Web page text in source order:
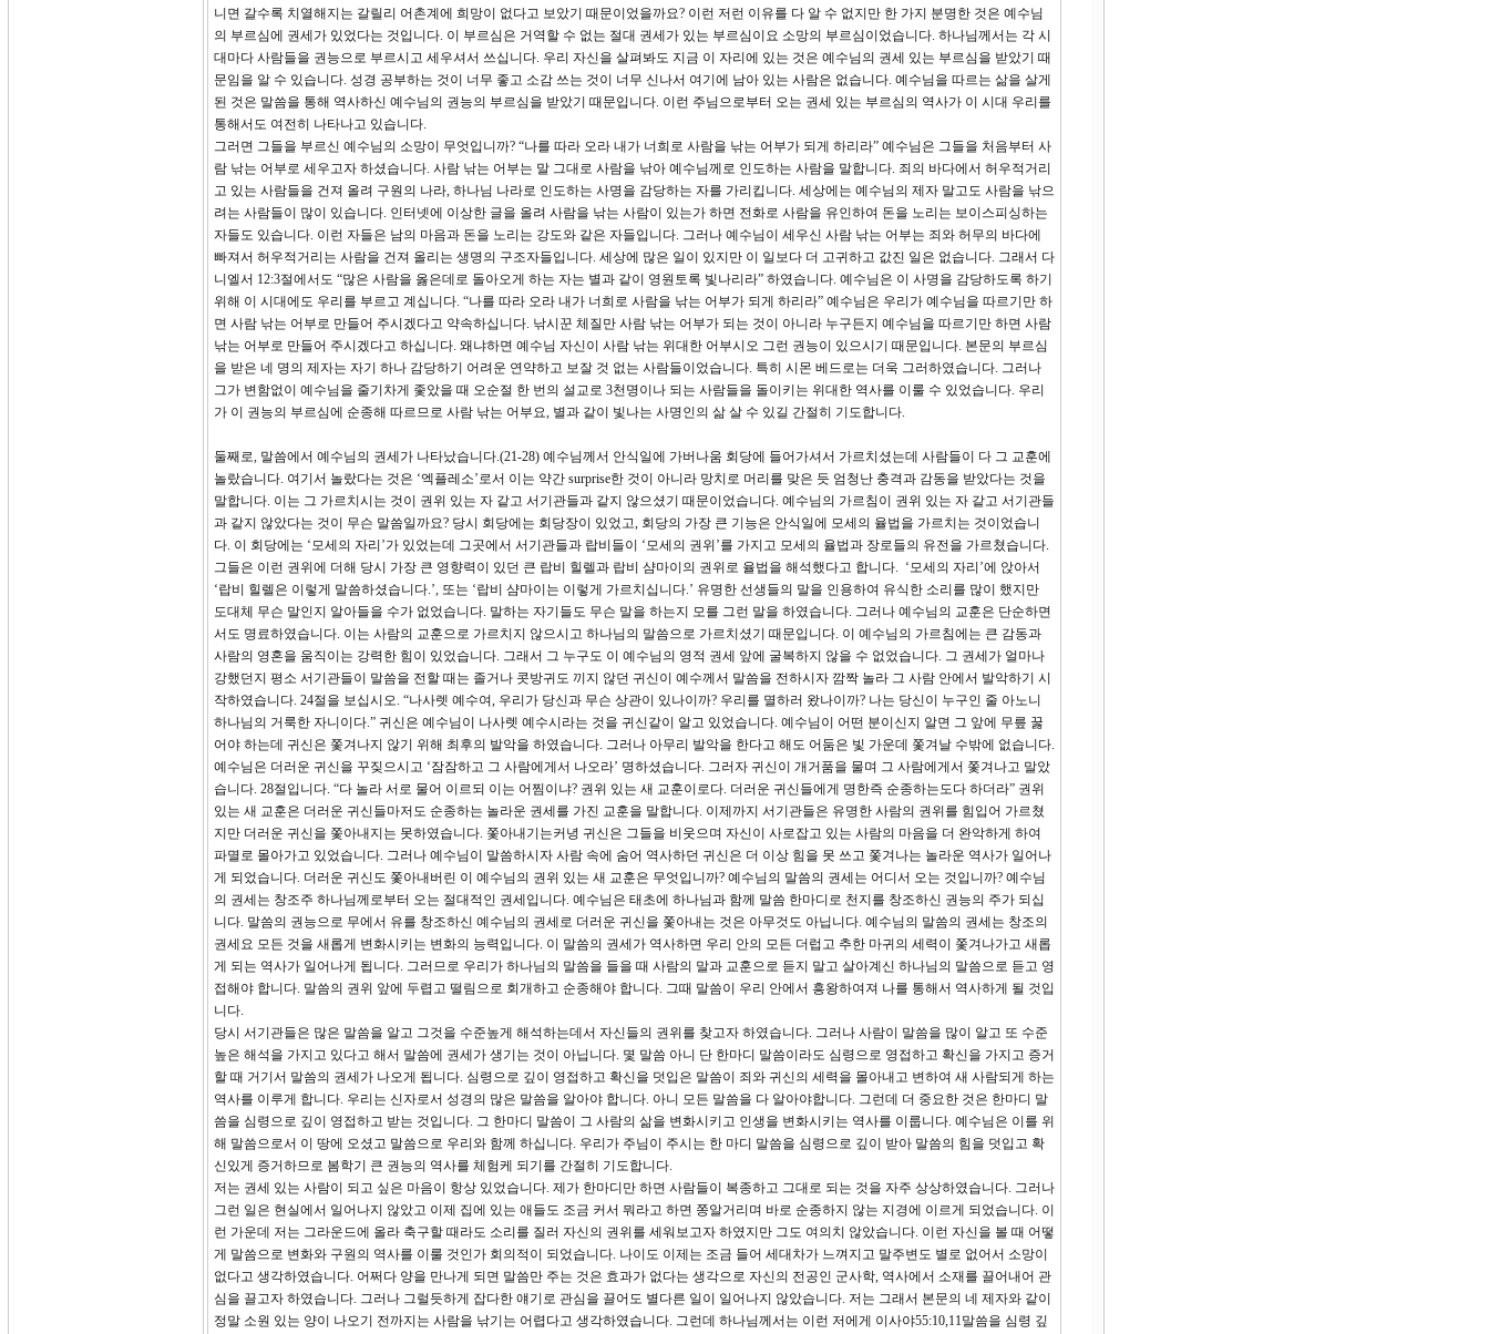
니면 갈수록 치열해지는 갈릴리 어촌계에 희망이 없다고 보았기 때문이었을까요? 이런 저런 이유를 다 알 수 없지만 한 가지 분명한 것은 예수님
의 부르심에 권세가 있었다는 것입니다. 이 부르심은 거역할 수 없는 절대 권세가 있는 부르심이요 소망의 부르심이었습니다. 하나님께서는 각 시
대마다 사람들을 권능으로 부르시고 세우셔서 쓰십니다. 우리 자신을 살펴봐도 지금 이 자리에 있는 것은 예수님의 권세 있는 부르심을 받았기 때
문임을 알 수 있습니다. 성경 공부하는 것이 너무 좋고 소감 쓰는 것이 너무 신나서 여기에 남아 있는 사람은 없습니다. 예수님을 따르는 삶을 살게
된 것은 말씀을 통해 역사하신 예수님의 권능의 부르심을 받았기 때문입니다. 이런 주님으로부터 오는 권세 있는 부르심의 역사가 이 시대 우리를
통해서도 여전히 나타나고 있습니다.
그러면 그들을 부르신 예수님의 소망이 무엇입니까? “나를 따라 오라 내가 너희로 사람을 낚는 어부가 되게 하리라” 예수님은 그들을 처음부터 사
람 낚는 어부로 세우고자 하셨습니다. 사람 낚는 어부는 말 그대로 사람을 낚아 예수님께로 인도하는 사람을 말합니다. 죄의 바다에서 허우적거리
고 있는 사람들을 건져 올려 구원의 나라, 하나님 나라로 인도하는 사명을 감당하는 자를 가리킵니다. 세상에는 예수님의 제자 말고도 사람을 낚으
려는 사람들이 많이 있습니다. 인터넷에 이상한 글을 올려 사람을 낚는 사람이 있는가 하면 전화로 사람을 유인하여 돈을 노리는 보이스피싱하는
자들도 있습니다. 이런 자들은 남의 마음과 돈을 노리는 강도와 같은 자들입니다. 그러나 예수님이 세우신 사람 낚는 어부는 죄와 허무의 바다에
빠져서 허우적거리는 사람을 건져 올리는 생명의 구조자들입니다. 세상에 많은 일이 있지만 이 일보다 더 고귀하고 값진 일은 없습니다. 그래서 다
니엘서 12:3절에서도 “많은 사람을 옳은데로 돌아오게 하는 자는 별과 같이 영원토록 빛나리라” 하였습니다. 예수님은 이 사명을 감당하도록 하기
위해 이 시대에도 우리를 부르고 계십니다. “나를 따라 오라 내가 너희로 사람을 낚는 어부가 되게 하리라” 예수님은 우리가 예수님을 따르기만 하
면 사람 낚는 어부로 만들어 주시겠다고 약속하십니다. 낚시꾼 체질만 사람 낚는 어부가 되는 것이 아니라 누구든지 예수님을 따르기만 하면 사람
낚는 어부로 만들어 주시겠다고 하십니다. 왜냐하면 예수님 자신이 사람 낚는 위대한 어부시오 그런 권능이 있으시기 때문입니다. 본문의 부르심
을 받은 네 명의 제자는 자기 하나 감당하기 어려운 연약하고 보잘 것 없는 사람들이었습니다. 특히 시몬 베드로는 더욱 그러하였습니다. 그러나
그가 변함없이 예수님을 줄기차게 좇았을 때 오순절 한 번의 설교로 3천명이나 되는 사람들을 돌이키는 위대한 역사를 이룰 수 있었습니다. 우리
가 이 권능의 부르심에 순종해 따르므로 사람 낚는 어부요, 별과 같이 빛나는 사명인의 삶 살 수 있길 간절히 기도합니다.
둘째로, 말씀에서 예수님의 권세가 나타났습니다.(21-28) 예수님께서 안식일에 가버나움 회당에 들어가셔서 가르치셨는데 사람들이 다 그 교훈에
놀랐습니다. 여기서 놀랐다는 것은 ‘엑플레소’로서 이는 약간 surprise한 것이 아니라 망치로 머리를 맞은 듯 엄청난 충격과 감동을 받았다는 것을
말합니다. 이는 그 가르치시는 것이 권위 있는 자 같고 서기관들과 같지 않으셨기 때문이었습니다. 예수님의 가르침이 권위 있는 자 같고 서기관들
과 같지 않았다는 것이 무슨 말씀일까요? 당시 회당에는 회당장이 있었고, 회당의 가장 큰 기능은 안식일에 모세의 율법을 가르치는 것이었습니
다. 이 회당에는 ‘모세의 자리’가 있었는데 그곳에서 서기관들과 랍비들이 ‘모세의 권위’를 가지고 모세의 율법과 장로들의 유전을 가르쳤습니다.
그들은 이런 권위에 더해 당시 가장 큰 영향력이 있던 큰 랍비 힐렐과 랍비 샴마이의 권위로 율법을 해석했다고 합니다. ‘모세의 자리’에 앉아서
‘랍비 힐렐은 이렇게 말씀하셨습니다.’, 또는 ‘랍비 샴마이는 이렇게 가르치십니다.’ 유명한 선생들의 말을 인용하여 유식한 소리를 많이 했지만
도대체 무슨 말인지 알아들을 수가 없었습니다. 말하는 자기들도 무슨 말을 하는지 모를 그런 말을 하였습니다. 그러나 예수님의 교훈은 단순하면
서도 명료하였습니다. 이는 사람의 교훈으로 가르치지 않으시고 하나님의 말씀으로 가르치셨기 때문입니다. 이 예수님의 가르침에는 큰 감동과
사람의 영혼을 움직이는 강력한 힘이 있었습니다. 그래서 그 누구도 이 예수님의 영적 권세 앞에 굴복하지 않을 수 없었습니다. 그 권세가 얼마나
강했던지 평소 서기관들이 말씀을 전할 때는 졸거나 콧방귀도 끼지 않던 귀신이 예수께서 말씀을 전하시자 깜짝 놀라 그 사람 안에서 발악하기 시
작하였습니다. 24절을 보십시오. “나사렛 예수여, 우리가 당신과 무슨 상관이 있나이까? 우리를 멸하러 왔나이까? 나는 당신이 누구인 줄 아노니
하나님의 거룩한 자니이다.” 귀신은 예수님이 나사렛 예수시라는 것을 귀신같이 알고 있었습니다. 예수님이 어떤 분이신지 알면 그 앞에 무릎 꿇
어야 하는데 귀신은 쫓겨나지 않기 위해 최후의 발악을 하였습니다. 그러나 아무리 발악을 한다고 해도 어둠은 빛 가운데 쫓겨날 수밖에 없습니다.
예수님은 더러운 귀신을 꾸짖으시고 ‘잠잠하고 그 사람에게서 나오라’ 명하셨습니다. 그러자 귀신이 개거품을 물며 그 사람에게서 쫓겨나고 말았
습니다. 28절입니다. “다 놀라 서로 물어 이르되 이는 어찜이냐? 권위 있는 새 교훈이로다. 더러운 귀신들에게 명한즉 순종하는도다 하더라” 권위
있는 새 교훈은 더러운 귀신들마저도 순종하는 놀라운 권세를 가진 교훈을 말합니다. 이제까지 서기관들은 유명한 사람의 권위를 힘입어 가르쳤
지만 더러운 귀신을 쫓아내지는 못하였습니다. 쫓아내기는커녕 귀신은 그들을 비웃으며 자신이 사로잡고 있는 사람의 마음을 더 완악하게 하여
파멸로 몰아가고 있었습니다. 그러나 예수님이 말씀하시자 사람 속에 숨어 역사하던 귀신은 더 이상 힘을 못 쓰고 쫓겨나는 놀라운 역사가 일어나
게 되었습니다. 더러운 귀신도 쫓아내버린 이 예수님의 권위 있는 새 교훈은 무엇입니까? 예수님의 말씀의 권세는 어디서 오는 것입니까? 예수님
의 권세는 창조주 하나님께로부터 오는 절대적인 권세입니다. 예수님은 태초에 하나님과 함께 말씀 한마디로 천지를 창조하신 권능의 주가 되십
니다. 말씀의 권능으로 무에서 유를 창조하신 예수님의 권세로 더러운 귀신을 쫓아내는 것은 아무것도 아닙니다. 예수님의 말씀의 권세는 창조의
권세요 모든 것을 새롭게 변화시키는 변화의 능력입니다. 이 말씀의 권세가 역사하면 우리 안의 모든 더럽고 추한 마귀의 세력이 쫓겨나가고 새롭
게 되는 역사가 일어나게 됩니다. 그러므로 우리가 하나님의 말씀을 들을 때 사람의 말과 교훈으로 듣지 말고 살아계신 하나님의 말씀으로 듣고 영
접해야 합니다. 말씀의 권위 앞에 두렵고 떨림으로 회개하고 순종해야 합니다. 그때 말씀이 우리 안에서 흥왕하여져 나를 통해서 역사하게 될 것입
니다.
당시 서기관들은 많은 말씀을 알고 그것을 수준높게 해석하는데서 자신들의 권위를 찾고자 하였습니다. 그러나 사람이 말씀을 많이 알고 또 수준
높은 해석을 가지고 있다고 해서 말씀에 권세가 생기는 것이 아닙니다. 몇 말씀 아니 단 한마디 말씀이라도 심령으로 영접하고 확신을 가지고 증거
할 때 거기서 말씀의 권세가 나오게 됩니다. 심령으로 깊이 영접하고 확신을 덧입은 말씀이 죄와 귀신의 세력을 몰아내고 변하여 새 사람되게 하는
역사를 이루게 합니다. 우리는 신자로서 성경의 많은 말씀을 알아야 합니다. 아니 모든 말씀을 다 알아야합니다. 그런데 더 중요한 것은 한마디 말
씀을 심령으로 깊이 영접하고 받는 것입니다. 그 한마디 말씀이 그 사람의 삶을 변화시키고 인생을 변화시키는 역사를 이룹니다. 예수님은 이를 위
해 말씀으로서 이 땅에 오셨고 말씀으로 우리와 함께 하십니다. 우리가 주님이 주시는 한 마디 말씀을 심령으로 깊이 받아 말씀의 힘을 덧입고 확
신있게 증거하므로 봄학기 큰 권능의 역사를 체험케 되기를 간절히 기도합니다.
저는 권세 있는 사람이 되고 싶은 마음이 항상 있었습니다. 제가 한마디만 하면 사람들이 복종하고 그대로 되는 것을 자주 상상하였습니다. 그러나
그런 일은 현실에서 일어나지 않았고 이제 집에 있는 애들도 조금 커서 뭐라고 하면 쫑알거리며 바로 순종하지 않는 지경에 이르게 되었습니다. 이
런 가운데 저는 그라운드에 올라 축구할 때라도 소리를 질러 자신의 권위를 세워보고자 하였지만 그도 여의치 않았습니다. 이런 자신을 볼 때 어떻
게 말씀으로 변화와 구원의 역사를 이룰 것인가 회의적이 되었습니다. 나이도 이제는 조금 들어 세대차가 느껴지고 말주변도 별로 없어서 소망이
없다고 생각하였습니다. 어쩌다 양을 만나게 되면 말씀만 주는 것은 효과가 없다는 생각으로 자신의 전공인 군사학, 역사에서 소재를 끌어내어 관
심을 끌고자 하였습니다. 그러나 그럴듯하게 잡다한 얘기로 관심을 끌어도 별다른 일이 일어나지 않았습니다. 저는 그래서 본문의 네 제자와 같이
정말 소원 있는 양이 나오기 전까지는 사람을 낚기는 어렵다고 생각하였습니다. 그런데 하나님께서는 이런 저에게 이사야55:10,11말씀을 심령 깊